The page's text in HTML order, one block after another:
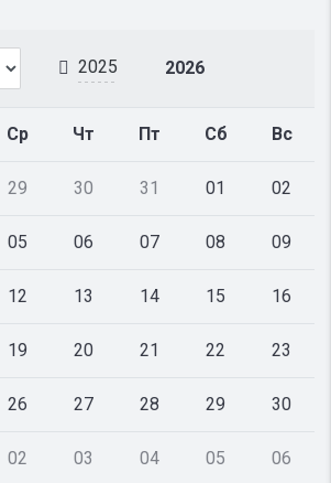
2025 2026
Ср Чт Пт Сб Вс
29 30 31 01 02
05 06 07 08 09
12 13 14 15 16
19 20 21 22 23
26 27 28 29 30
02 03 04 05 06